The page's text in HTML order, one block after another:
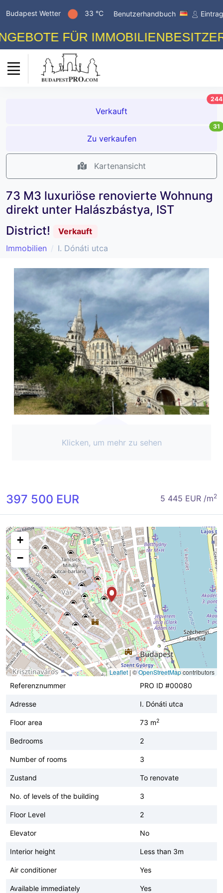
Budapest Wetter 33 °C Benutzerhandbuch
FÜR
Verkauft
244
Zu verkaufen
31
Kartenansicht
73 M3 luxuriöse renovierte Wohnung
direkt unter Halászbástya, IST
District!
Verkauft
Immobilien
I. Dónáti utca
Klicken, um mehr zu sehen
397 500 EUR 5 445 EUR /m2
+
−
Leaflet | ©OpenStreetMapcontributors
Referenznummer
PRO ID #00080
Adresse I. Dónáti utca
Floor area 73 m2
Bedrooms 2
Number of rooms 3
Zustand To renovate
No. of levels of the building 3
Floor Level 2
Elevator No
Interior height Less than 3m
Air conditioner Yes
Available immediately Yes